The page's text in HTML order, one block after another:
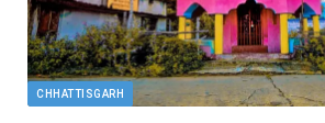
CHHATTISGARH